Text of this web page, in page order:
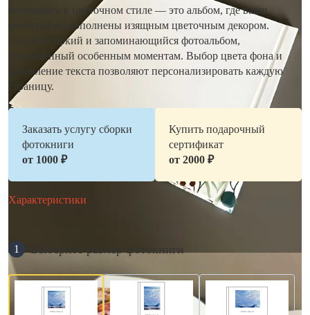
Фотокнига в цветочном стиле — это альбом, где ваши
фотографии дополнены изящным цветочным декором.
Создайте яркий и запоминающийся фотоальбом,
посвященный особенным моментам. Выбор цвета фона и
добавление текста позволяют персонализировать каждую
страницу.
Заказать услугу сборки
фотокниги
от 1000 ₽
Купить подарочный
сертификат
от 2000 ₽
Характеристики
1 Выберите размер фотокниги